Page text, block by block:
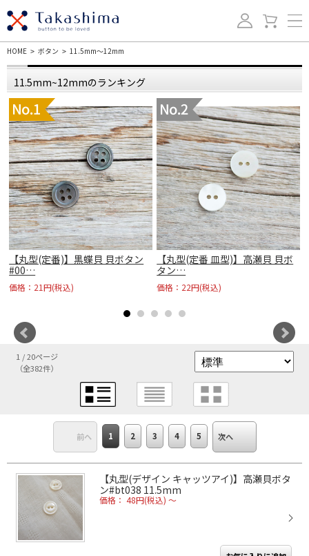
HOME > ボタン > 11.5mm～12mm
11.5mm~12mmのランキング
【丸型(定番)】黒蝶貝 貝ボタン
#00…
価格：21円(税込)
【丸型(定番 皿型)】高瀬貝 貝ボ
タン…
価格：22円(税込)
1 / 20ページ
（全382件）
前へ 1 2 3 4 5 次へ
【丸型(デザイン キャッツアイ)】高瀬貝ボタ
ン#bt038 11.5mm
価格： 48円(税込) ～